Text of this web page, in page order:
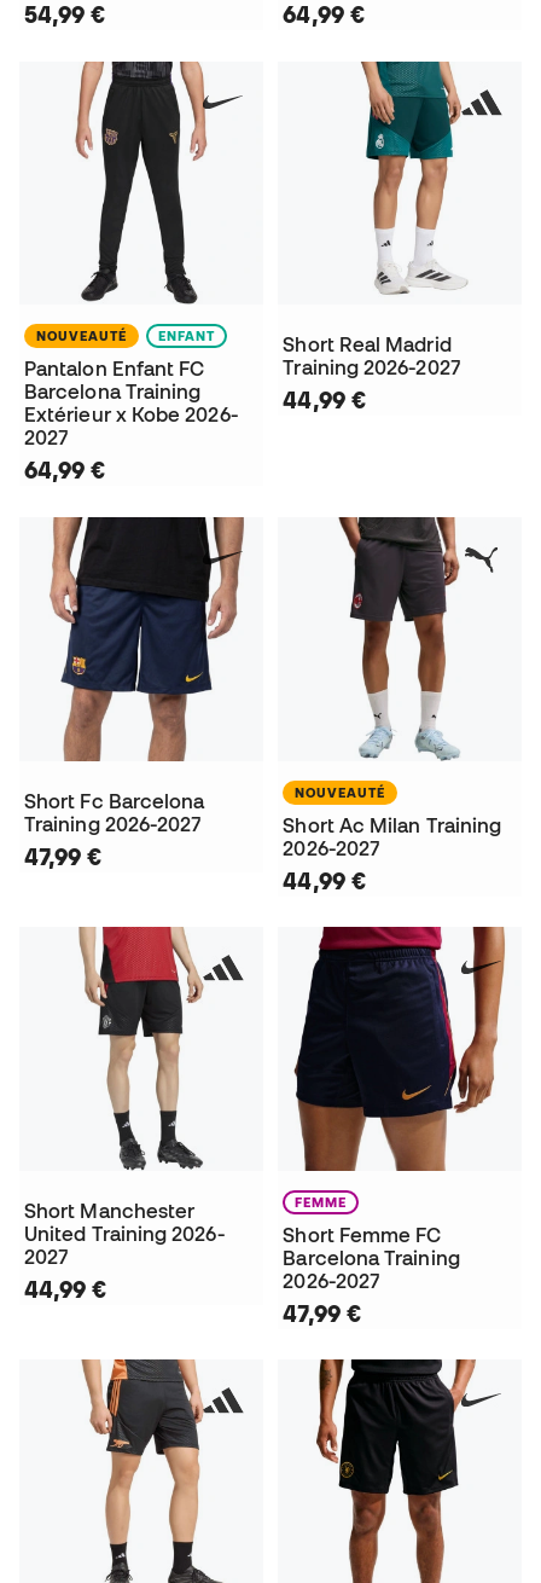
54,99 € 64,99 €
NOUVEAUTÉ ENFANT
Pantalon Enfant FC
Barcelona Training
Extérieur x Kobe 2026-
2027
64,99 €
Short Real Madrid
Training 2026-2027
44,99 €
Short Fc Barcelona
Training 2026-2027
47,99 €
NOUVEAUTÉ
Short Ac Milan Training
2026-2027
44,99 €
Short Manchester
United Training 2026-
2027
44,99 €
FEMME
Short Femme FC
Barcelona Training
2026-2027
47,99 €